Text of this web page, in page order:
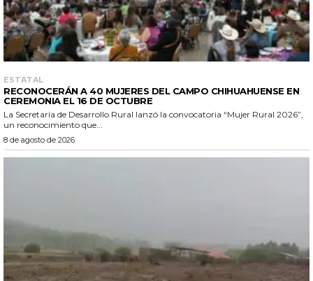
ESTATAL
RECONOCERÁN A 40 MUJERES DEL CAMPO CHIHUAHUENSE EN
CEREMONIA EL 16 DE OCTUBRE
La Secretaría de Desarrollo Rural lanzó la convocatoria “Mujer Rural 2026”,
un reconocimiento que...
8 de agosto de 2026